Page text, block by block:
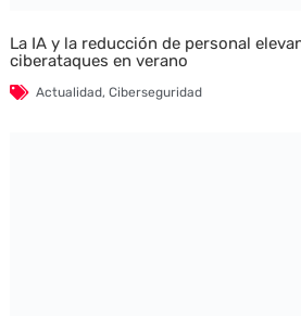
La IA y la reducción de personal
ciberataques en verano
Actualidad, Ciberseguridad